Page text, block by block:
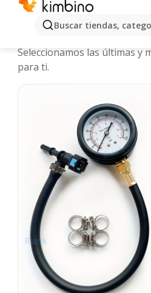
Buscar tiendas,
Guadalajara de Buga
Seleccionamos las últimas y
para ti.